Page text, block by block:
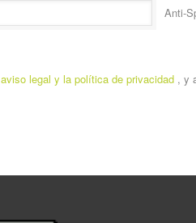
Anti-
aviso legal y la política de privacidad , y